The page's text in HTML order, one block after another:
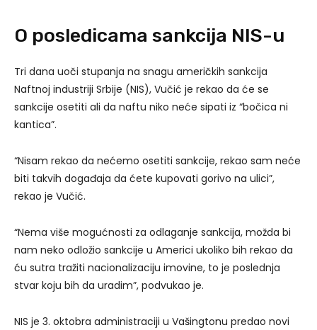
O posledicama sankcija NIS-u
Tri dana uoči stupanja na snagu američkih sankcija
Naftnoj industriji Srbije (NIS), Vučić je rekao da će se
sankcije osetiti ali da naftu niko neće sipati iz “bočica ni
kantica”.
“Nisam rekao da nećemo osetiti sankcije, rekao sam neće
biti takvih događaja da ćete kupovati gorivo na ulici”,
rekao je Vučić.
“Nema više mogućnosti za odlaganje sankcija, možda bi
nam neko odložio sankcije u Americi ukoliko bih rekao da
ću sutra tražiti nacionalizaciju imovine, to je poslednja
stvar koju bih da uradim”, podvukao je.
NIS je 3. oktobra administraciji u Vašingtonu predao novi